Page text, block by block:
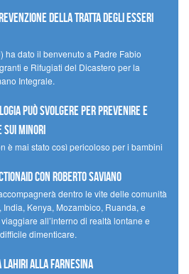
della tratta degli esseri
ha dato il benvenuto a Padre Fabio
e Rifugiati del Dicastero per la
Integrale.
può svolgere per prevenire e
minori
è mai stato così pericoloso per i bambini
con Roberto Saviano
dentro le vite delle comunità
Kenya, Mozambico, Ruanda, e
all’interno di realtà lontane e
dimenticare.
Lahiri alla Farnesina